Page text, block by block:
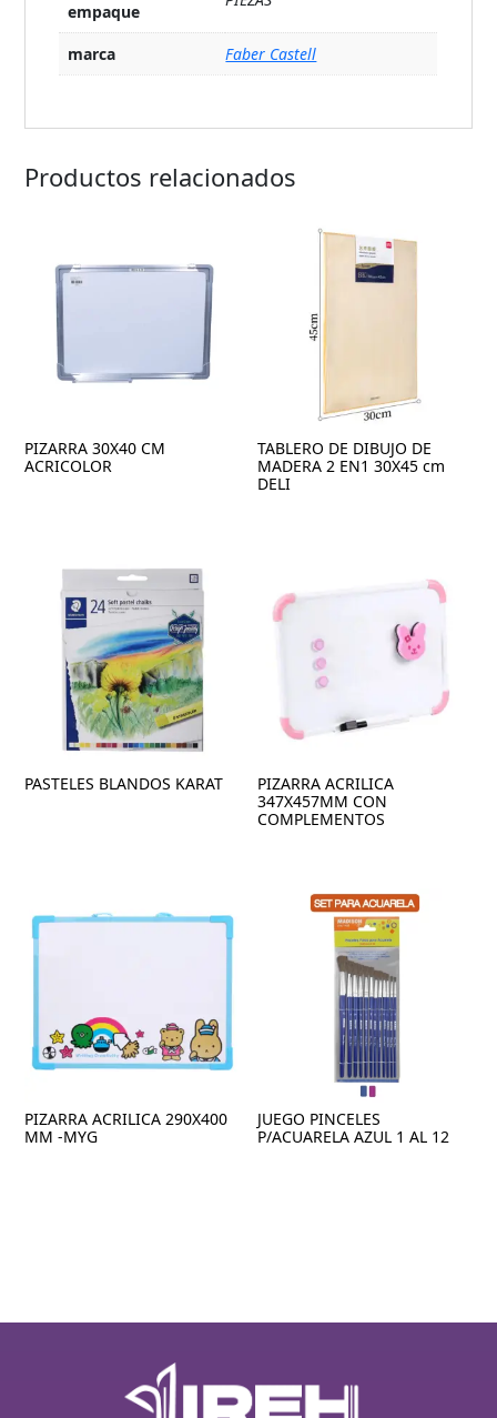
empaque
marca Faber Castell
Productos relacionados
PIZARRA 30X40 CM
ACRICOLOR
TABLERO DE DIBUJO DE
MADERA 2 EN1 30X45 cm
DELI
PASTELES BLANDOS KARAT
PIZARRA ACRILICA
347X457MM CON
COMPLEMENTOS
PIZARRA ACRILICA 290X400
MM -MYG
JUEGO PINCELES
P/ACUARELA AZUL 1 AL 12